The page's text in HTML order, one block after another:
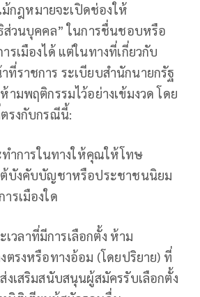
ม้กฎหมายจะเปิดช่องให้
ส่วนบุคคล” ในการชื่นชอบหรือ
รเมืองได้ แต่ในทางที่เกี่ยวกับ
ราชการ ระเบียบสำนักนายกรัฐ
มพฤติกรรมไว้อย่างเข้มงวด โดย
รงกับกรณีนี้:
ทำการในทางให้คุณให้โทษ
ต้บังคับบัญชาหรือประชาชนนิยม
รเมืองใด
เวลาที่มีการเลือกตั้ง ห้าม
ตรงหรือทางอ้อม (โดยปริยาย) ที่
งเสริมสนับสนุนผู้สมัครรับเลือกตั้ง